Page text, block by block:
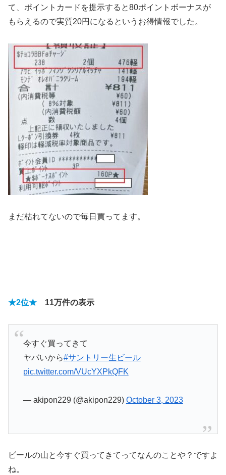
て、ポイントカードを提示すると80ポイントボーナスが
もらえるので実質20円になるというお得情報でした。
まだ枯れてないので毎日買ってます。
★2位★ 11万件の表示
今すぐ買ってきて
ヤバいから#サントリー生ビール
pic.twitter.com/VUcYXPkQFK
— akipon229 (@akipon229) October 3, 2023
ビールの山と今すぐ買ってきてってなんのことや？ですよ
ね。